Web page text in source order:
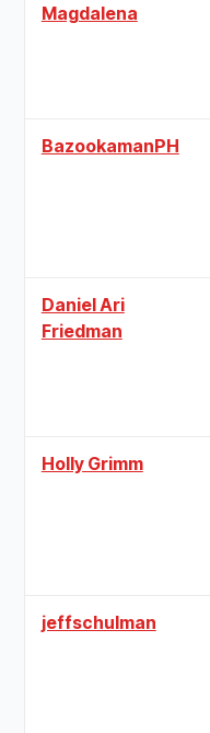
Magdalena
BazookamanPH
Daniel Ari
Friedman
Holly Grimm
jeffschulman